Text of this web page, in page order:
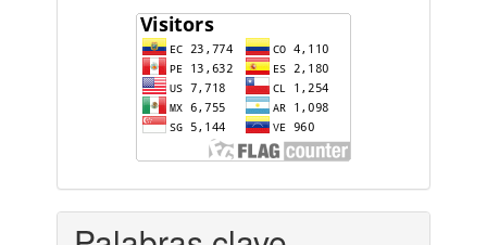
flag-
counter